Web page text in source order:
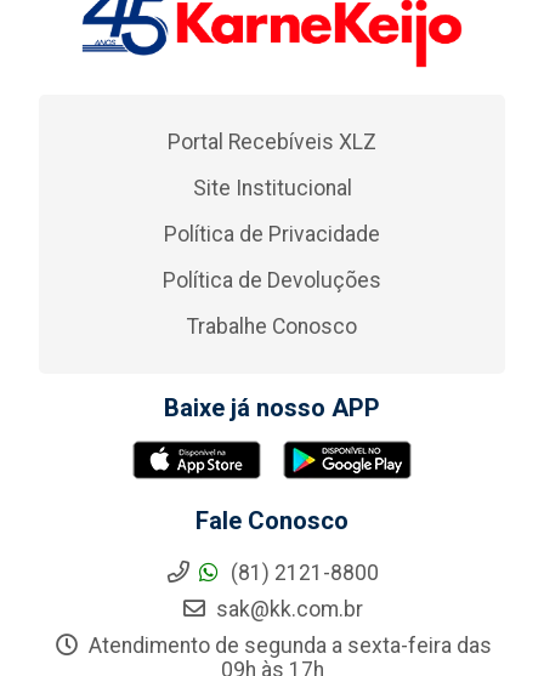
Portal Recebíveis XLZ
Site Institucional
Política de Privacidade
Política de Devoluções
Trabalhe Conosco
Baixe já nosso APP
Fale Conosco
(81) 2121-8800
sak@kk.com.br
Atendimento de segunda a sexta-feira das
09h às 17h